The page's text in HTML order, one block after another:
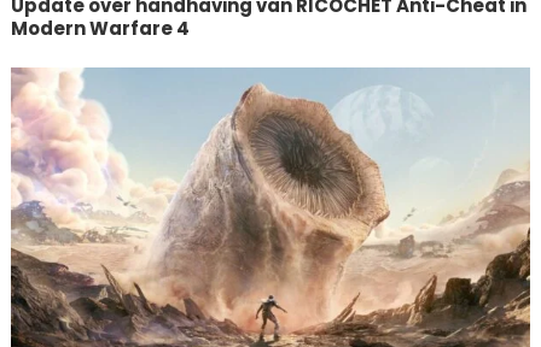
Update over handhaving van RICOCHET Anti-Cheat in
Modern Warfare 4